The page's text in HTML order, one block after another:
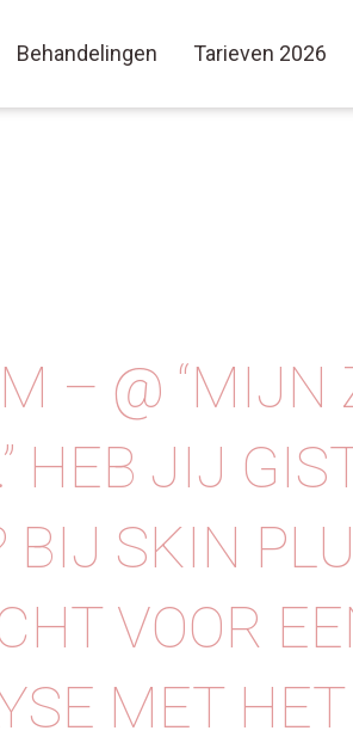
Behandelingen Tarieven 2026
– @ “MIJN
HEB JIJ
BIJ SKIN
VOOR
MET HET